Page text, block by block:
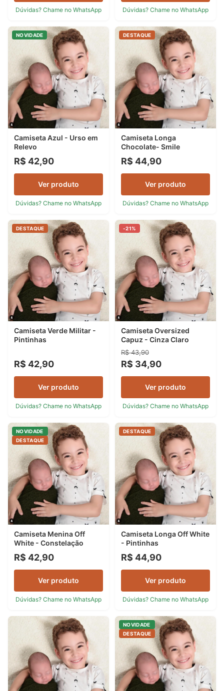
Dúvidas? Chame no WhatsApp Dúvidas? Chame no WhatsApp
NOVIDADE
Camiseta Azul - Urso em
Relevo
R$ 42,90
Ver produto
Dúvidas? Chame no WhatsApp
DESTAQUE
Camiseta Longa
Chocolate- Smile
R$ 44,90
Ver produto
Dúvidas? Chame no WhatsApp
DESTAQUE
Camiseta Verde Militar -
Pintinhas
R$ 42,90
Ver produto
Dúvidas? Chame no WhatsApp
-21%
Camiseta Oversized
Capuz - Cinza Claro
R$ 43,90
R$ 34,90
Ver produto
Dúvidas? Chame no WhatsApp
NOVIDADE
DESTAQUE
Camiseta Menina Off
White - Constelação
R$ 42,90
Ver produto
Dúvidas? Chame no WhatsApp
DESTAQUE
Camiseta Longa Off White
- Pintinhas
R$ 44,90
Ver produto
Dúvidas? Chame no WhatsApp
NOVIDADE
DESTAQUE